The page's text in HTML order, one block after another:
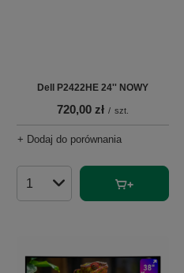
Dell P2422HE 24'' NOWY
720,00 zł / szt.
+ Dodaj do porównania
Ilość produktów